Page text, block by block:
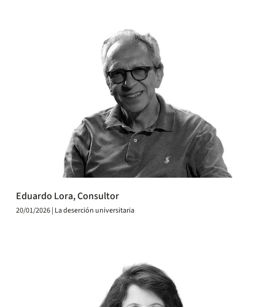
Eduardo Lora, Consultor
20/01/2026 | La deserción universitaria